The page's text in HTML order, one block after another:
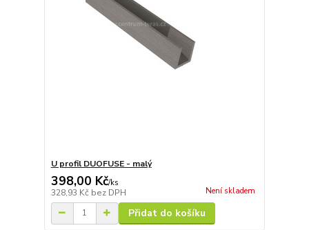
U profil DUOFUSE - malý
398,00 Kč/ks
328,93 Kč bez DPH Není skladem
Přidat do košíku